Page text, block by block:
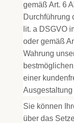
gemäß Art. 6
Durchführung
lit. a DSGVO
oder gemäß
Wahrung
einer
Sie können
über das